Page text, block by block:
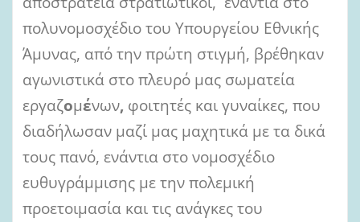
πολυνομοσχέδιο του Υπουργείου Εθνικής
Άμυνας, από την πρώτη στιγμή, βρέθηκαν
αγωνιστικά στο πλευρό μας σωματεία
εργαζομένων, φοιτητές και γυναίκες, που
διαδήλωσαν μαζί μας μαχητικά με τα δικά
τους πανό, ενάντια στο νομοσχέδιο
ευθυγράμμισης με την πολεμική
προετοιμασία και τις ανάγκες του